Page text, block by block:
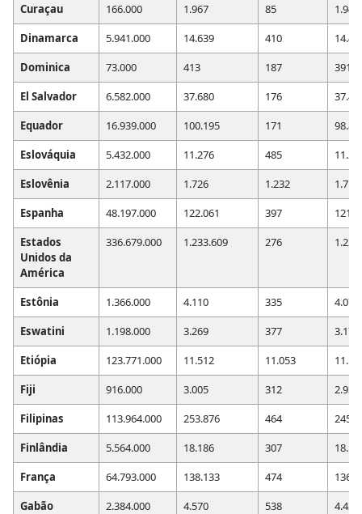
Curaçau
166.000 1.967 85
1.949
Dinamarca
5.941.000 14.639 410
Dominica
73.000 413 187
391
El Salvador
6.582.000 37.680 176
Equador
16.939.000 100.195 171
Eslováquia
5.432.000 11.276 485
Eslovênia
2.117.000 1.726 1.232
1.719
Espanha
48.197.000 122.061 397
Estados
Unidos da
América
336.679.000 1.233.609 276
Estônia 1.366.000 4.110 335
4.075
Eswatini
1.198.000 3.269 377
3.174
Etiópia
123.771.000 11.512 11.053
Fiji
916.000 3.005 312
2.932
Filipinas
113.964.000 253.876 464
Finlândia
5.564.000 18.186 307
França
64.793.000 138.133 474
Gabão
2.384.000 4.570 538
4.434